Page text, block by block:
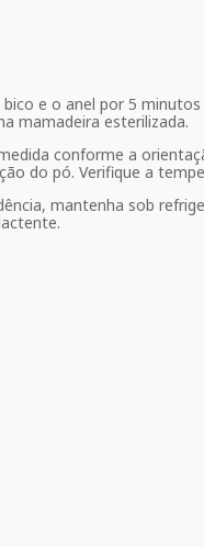
e o anel por 5
mamadeira esterilizada.
conforme a
do pó. Verifique a
mantenha sob